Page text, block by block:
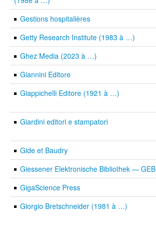
Gestions hospitalières
Getty Research Institute (1983 à …)
Ghez Media (2023 à …)
Giannini Editore
Giappichelli Editore (1921 à …)
Giardini editori e stampatori
Gide et Baudry
Giessener Elektronische Bibliothek — GEB
GigaScience Press
Giorgio Bretschneider (1981 à …)